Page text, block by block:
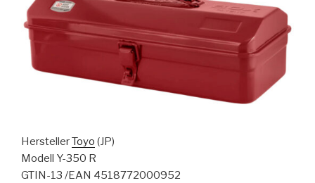
HerstellerToyo (JP)
Modell Y-350 R
GTIN-13 /EAN 4518772000952